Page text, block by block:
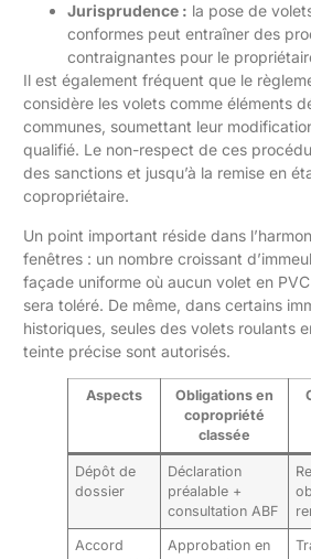
Jurisprudence : la pose de
conformes peut entraîner des
contraignantes pour le
Il est également fréquent que le
considère les volets comme éléments
communes, soumettant leur
qualifié. Le non-respect de ces
des sanctions et jusqu’à la remise en
copropriétaire.
Un point important réside dans
fenêtres : un nombre croissant
façade uniforme où aucun volet en
sera toléré. De même, dans certains
historiques, seules des volets roulants
teinte précise sont autorisés.
Aspects
Obligations en
copropriété
classée
Dépôt de
dossier
Déclaration
préalable +
consultation ABF
Accord
Approbation en